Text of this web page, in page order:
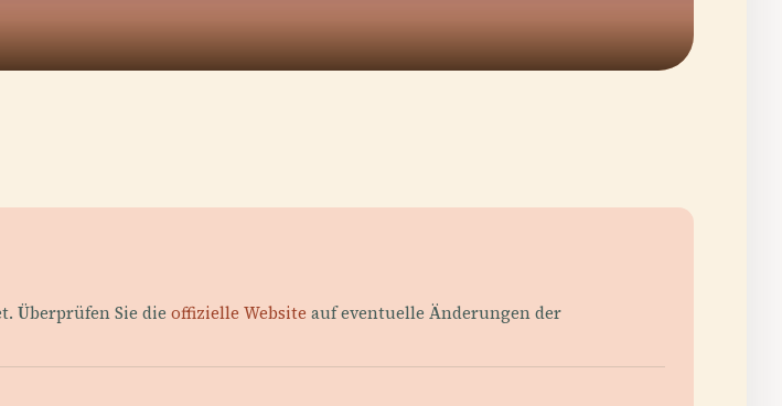
Überprüfen Sie die offizielle Website auf eventuelle Änderungen der